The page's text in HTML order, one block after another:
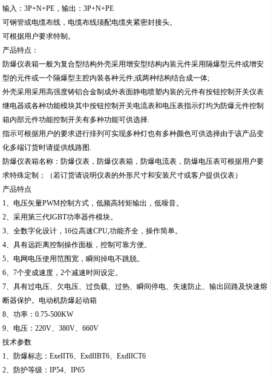
输入：3P+N+PE，输出：3P+N+PE
可钢管或电缆布线，电缆布线须配电缆夹紧密封接头。
可根据用户要求特制。
产品特点：
防爆仪表箱一般为复合型结构外壳采用增安型结构内装元件采用隔爆型元件或增安
型的元件或一个隔爆型主腔内装各种元件;或两种结构结合成一体;
外壳采用采用高强度铸铝合金制成外表面静电喷塑内装的元件有按钮控制开关仪表
继电器或各种功能模块其中按钮控制开关电流表和电压表指示灯均为防爆元件控制
箱内部元件功能控制开关有多种功能可供选择.
指示可根据用户的要求进行排列可实现多种灯也有多种颜色可供选择由于该产品变
化多端订货时请提供线路图.
防爆仪表箱名称：防爆仪表，防爆仪表箱，防爆电流表，防爆电压表可根据用户要
求特殊定制；（若订货请说明仪表的外形尺寸和安装尺寸或客户提供仪表）
产品特点
1、电压矢量PWM控制方式，低频高转矩输出，低噪音。
2、采用第三代IGBT功率器件模块。
3、全数字化设计，16位高速CPU,功能齐全，操作简单。
4、具有远距离控制操作面板，控制可靠方便。
5、电网电压使用范围宽，瞬间掉电不跳脱。
6、7个变成速度，2个减速时间设定。
7、具有过电压、欠电压、过负载、过热、瞬间停电、失速防止、输出回路及快速熔
断器保护。电动机防爆起动箱
8、功率：0.75-500KW
9、电压：220V、380V、660V
技术参数
1、防爆标志：ExeIIT6、ExdIIBT6、ExdIICT6
2、防护等级：IP54、IP65